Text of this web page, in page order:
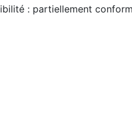
: partiellement